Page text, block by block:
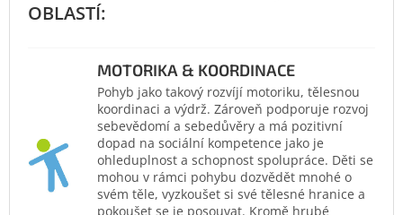
MOTORIKA & KOORDINACE
Pohyb jako takový rozvíjí motoriku, tělesnou
koordinaci a výdrž. Zároveň podporuje rozvoj
sebevědomí a sebedůvěry a má pozitivní
dopad na sociální kompetence jako je
ohleduplnost a schopnost spolupráce. Děti se
mohou v rámci pohybu dozvědět mnohé o
svém těle, vyzkoušet si své tělesné hranice a
pokoušet se je posouvat. Kromě hrubé